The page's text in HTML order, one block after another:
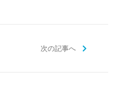
次の記事へ